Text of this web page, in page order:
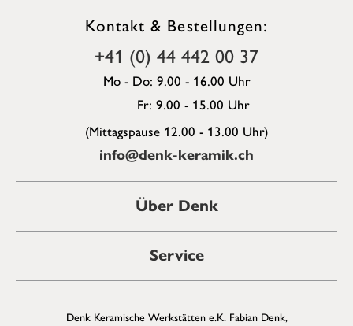
Kontakt & Bestellungen:
+41 (0) 44 442 00 37
Mo - Do: 9.00 - 16.00 Uhr
Fr: 9.00 - 15.00 Uhr
(Mittagspause 12.00 - 13.00 Uhr)
info@denk-keramik.ch
Über Denk
Service
Denk Keramische Werkstätten e.K. Fabian Denk,